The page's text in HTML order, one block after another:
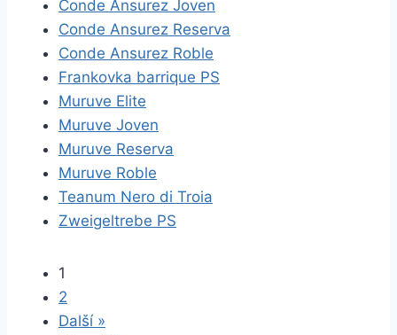
Conde Ansurez Joven
Conde Ansurez Reserva
Conde Ansurez Roble
Frankovka barrique PS
Muruve Elite
Muruve Joven
Muruve Reserva
Muruve Roble
Teanum Nero di Troia
Zweigeltrebe PS
1
2
Další »